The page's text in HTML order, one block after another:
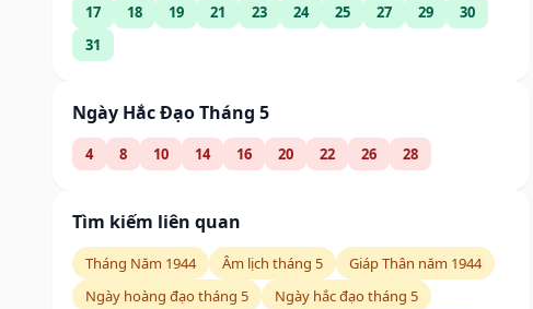
17
18 19 21 23 24 25 27 29
30
31
Ngày Hắc Đạo Tháng 5
4 8 10 14 16 20 22 26 28
Tìm kiếm liên quan
Tháng Năm 1944 Âm lịch tháng 5
Giáp Thân năm 1944
Ngày hoàng đạo tháng 5
Ngày hắc đạo tháng 5